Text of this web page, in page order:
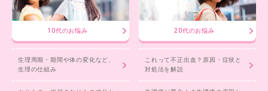
10代のお悩み
生理周期・期間や体の変化など、
生理の仕組み
20代のお悩み
これって不正出血？原因・症状と
対処法を解説